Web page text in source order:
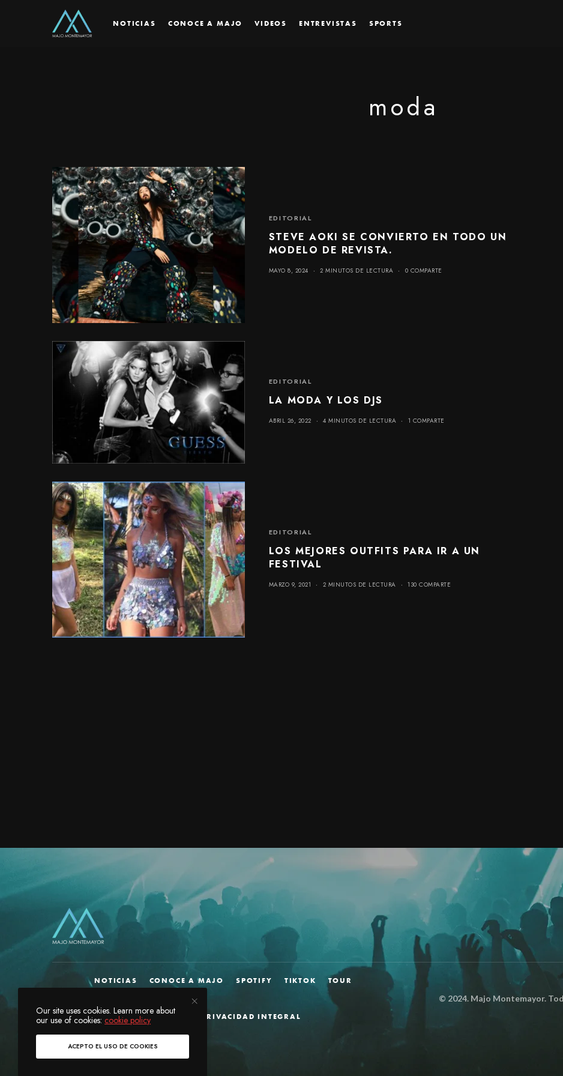
NOTICIAS CONOCE A MAJO VIDEOS ENTREVISTAS SPORTS
moda
EDITORIAL
STEVE AOKI SE CONVIERTO EN TODO UN
MODELO DE REVISTA.
MAYO 8, 2024 2 MINUTOS DE LECTURA 0 COMPARTE
EDITORIAL
LA MODA Y LOS DJS
ABRIL 26, 2022 4 MINUTOS DE LECTURA 1 COMPARTE
EDITORIAL
LOS MEJORES OUTFITS PARA IR A UN
FESTIVAL
MARZO 9, 2021 2 MINUTOS DE LECTURA 130 COMPARTE
NOTICIAS CONOCE A MAJO SPOTIFY TIKTOK TOUR
AVISO DE PRIVACIDAD INTEGRAL
© 2024.Majo Montemayor.
Our site uses cookies. Learn more about
our use of cookies:cookie policy
ACEPTO EL USO DE COOKIES